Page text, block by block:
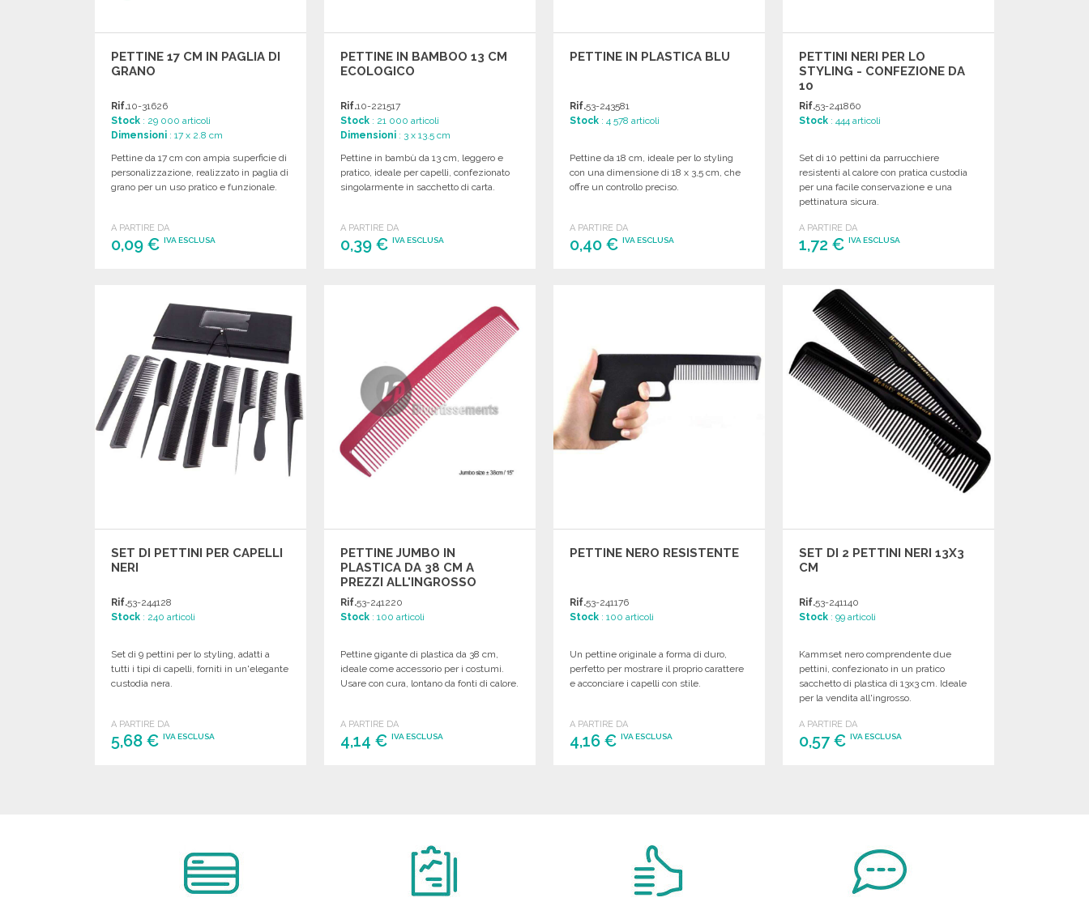
PETTINE 17 CM IN PAGLIA DI
GRANO
Rif.10-31626
Stock : 29 000 articoli
Dimensioni : 17 x 2.8 cm
Pettine da 17 cm con ampia superficie di
personalizzazione, realizzato in paglia di
grano per un uso pratico e funzionale.
A PARTIRE DA
0,09 € IVA ESCLUSA
Richiedi un preventivo
PETTINE IN BAMBOO 13 CM
ECOLOGICO
Rif.10-221517
Stock : 21 000 articoli
Dimensioni : 3 x 13.5 cm
Pettine in bambù da 13 cm, leggero e
pratico, ideale per capelli, confezionato
singolarmente in sacchetto di carta.
A PARTIRE DA
0,39 €IVA ESCLUSA
PETTINE IN PLASTICA BLU
Rif.53-243581
Stock : 4 578 articoli
Pettine da 18 cm, ideale per lo styling
con una dimensione di 18 x 3,5 cm, che
offre un controllo preciso.
A PARTIRE DA
0,40 €IVA ESCLUSA
PETTINI NERI PER LO
STYLING - CONFEZIONE DA
10
Rif.53-241860
Stock : 444 articoli
Set di 10 pettini da parrucchiere
resistenti al calore con pratica custodia
per una facile conservazione e una
pettinatura sicura.
A PARTIRE DA
1,72 €IVA ESCLUSA
Richiedi un preventivo
SET DI PETTINI PER CAPELLI
NERI
Rif.53-244128
Stock : 240 articoli
Set di 9 pettini per lo styling, adatti a
tutti i tipi di capelli, forniti in un'elegante
custodia nera.
A PARTIRE DA
5,68 € IVA ESCLUSA
PETTINE JUMBO IN
PLASTICA DA 38 CM A
PREZZI ALL'INGROSSO
Rif.53-241220
Stock : 100 articoli
Pettine gigante di plastica da 38 cm,
ideale come accessorio per i costumi.
Usare con cura, lontano da fonti di calore.
A PARTIRE DA
4,14 €IVA ESCLUSA
PETTINE NERO RESISTENTE
Rif.53-241176
Stock : 100 articoli
Un pettine originale a forma di duro,
perfetto per mostrare il proprio carattere
e acconciare i capelli con stile.
A PARTIRE DA
4,16 €IVA ESCLUSA
SET DI 2 PETTINI NERI 13X3
CM
Rif.53-241140
Stock : 99 articoli
Kammset nero comprendente due
pettini, confezionato in un pratico
sacchetto di plastica di 13x3 cm. Ideale
per la vendita all'ingrosso.
A PARTIRE DA
0,57 €IVA ESCLUSA